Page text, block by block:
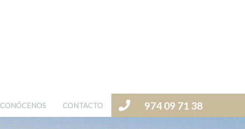
974 09 71 38
CONÓCENOS CONTACTO